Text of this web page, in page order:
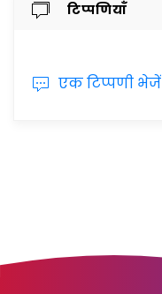
टिप्पणियाँ
एक टिप्पणी भेजें